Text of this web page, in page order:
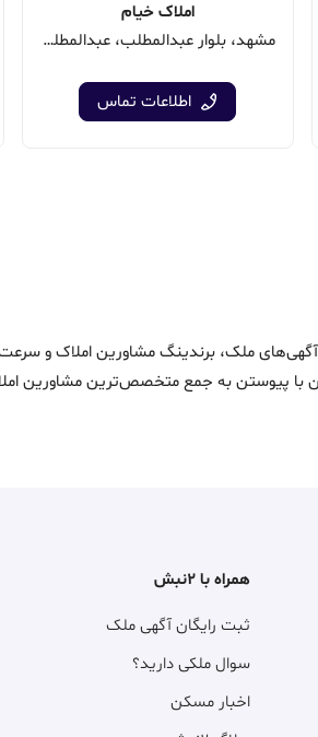
املاک خیام
مشهد، بلوار عبدالمطلب، عبدالمطلب 39
اطلاعات تماس
میده. ثبت آگهی‌های ملک، برندینگ مشاورین
می‌تونین با پیوستن به جمع متخصص‌ترین
همراه با ۲نبش
ثبت رایگان آگهی ملک
سوال ملکی دارید؟
اخبار مسکن